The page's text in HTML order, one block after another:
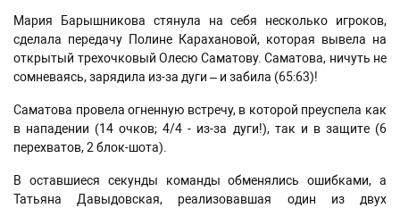
Мария Барышникова стянула на себя несколько игроков,
сделала передачу Полине Карахановой, которая вывела на
открытый трехочковый Олесю Саматову. Саматова, ничуть не
сомневаясь, зарядила из-за дуги – и забила (65:63)!
Саматова провела огненную встречу, в которой преуспела как
в нападении (14 очков; 4/4 - из-за дуги!), так и в защите (6
перехватов, 2 блок-шота).
В оставшиеся секунды команды обменялись ошибками, а
Татьяна Давыдовская, реализовавшая один из двух